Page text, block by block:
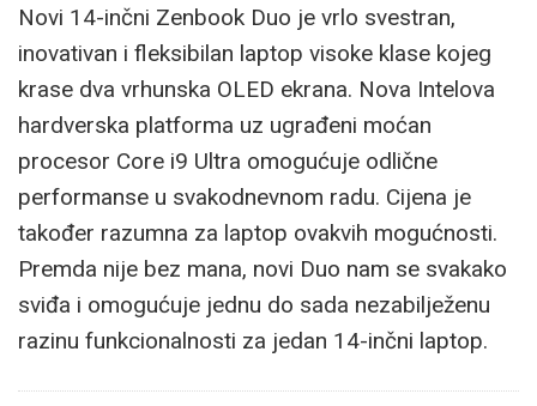
Novi 14-inčni Zenbook Duo je vrlo svestran,
inovativan i fleksibilan laptop visoke klase kojeg
krase dva vrhunska OLED ekrana. Nova Intelova
hardverska platforma uz ugrađeni moćan
procesor Core i9 Ultra omogućuje odlične
performanse u svakodnevnom radu. Cijena je
također razumna za laptop ovakvih mogućnosti.
Premda nije bez mana, novi Duo nam se svakako
sviđa i omogućuje jednu do sada nezabilježenu
razinu funkcionalnosti za jedan 14-inčni laptop.